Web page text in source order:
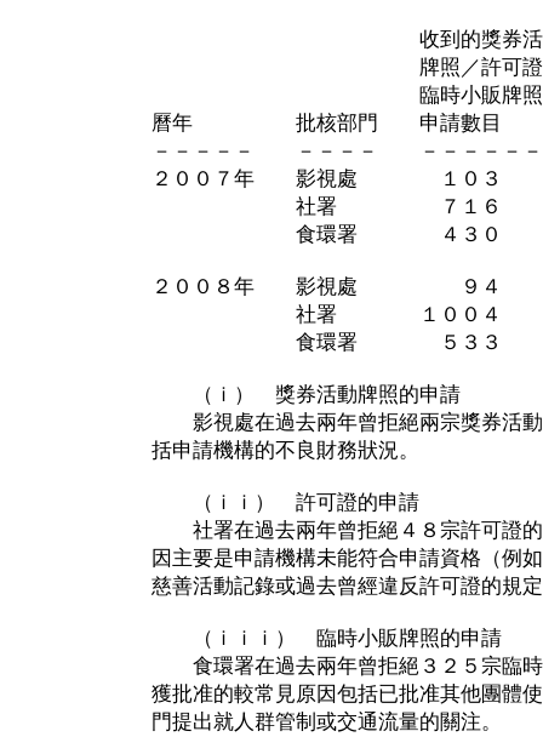
收到的獎券
牌照／許可
臨時小販牌照的 不
曆年 批核部門 申請數
－－－－－ －－－－ －－－－－－
２００７年 影視處 １
社署 ７１６
食環署 ４３０
２００８年 影視處
社署 １００４
食環署 ５３３
（ｉ） 獎券活動牌照的申請
影視處在過去兩年曾拒絕兩宗獎券活動
括申請機構的不良財務狀況。
（ｉｉ） 許可證的申請
社署在過去兩年曾拒絕４８宗許可證的
因主要是申請機構未能符合申請資格（例
慈善活動記錄或過去曾經違反許可證的規
（ｉｉｉ） 臨時小販牌照的申請
食環署在過去兩年曾拒絕３２５宗臨時
獲批准的較常見原因包括已批准其他團體
門提出就人群管制或交通流量的關注。